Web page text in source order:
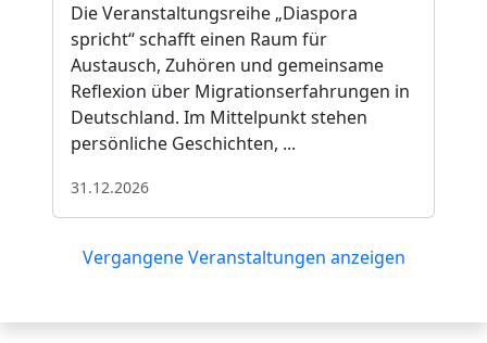
Die Veranstaltungsreihe „Diaspora
spricht“ schafft einen Raum für
Austausch, Zuhören und gemeinsame
Reflexion über Migrationserfahrungen in
Deutschland. Im Mittelpunkt stehen
persönliche Geschichten, ...
31.12.2026
Vergangene Veranstaltungen anzeigen